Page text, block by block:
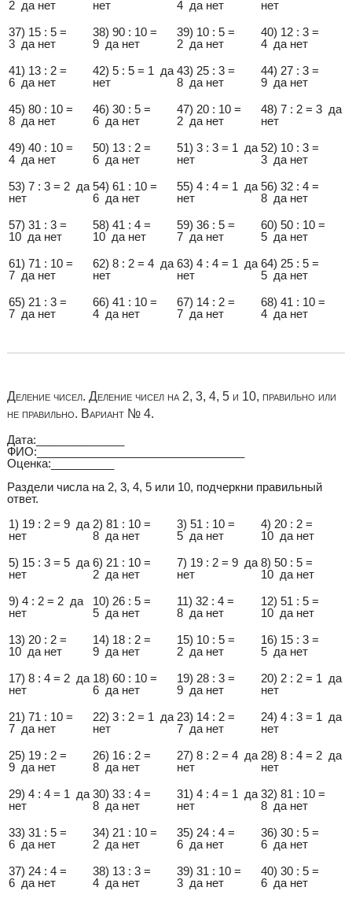
2 да нет нет 4 да нет
нет
37) 15 : 5 =
3 да нет
38) 90 : 10 =
9 да нет
39) 10 : 5 =
2 да нет
40) 12 : 3 =
4 да нет
41) 13 : 2 =
6 да нет
42) 5 : 5 = 1 да
нет
43) 25 : 3 =
8 да нет
44) 27 : 3 =
9 да нет
45) 80 : 10 =
8 да нет
46) 30 : 5 =
6 да нет
47) 20 : 10 =
2 да нет
48) 7 : 2 = 3 да
нет
49) 40 : 10 =
4 да нет
50) 13 : 2 =
6 да нет
51) 3 : 3 = 1 да
нет
52) 10 : 3 =
3 да нет
53) 7 : 3 = 2 да
нет
54) 61 : 10 =
6 да нет
55) 4 : 4 = 1 да
нет
56) 32 : 4 =
8 да нет
57) 31 : 3 =
10 да нет
58) 41 : 4 =
10 да нет
59) 36 : 5 =
7 да нет
60) 50 : 10 =
5 да нет
61) 71 : 10 =
7 да нет
62) 8 : 2 = 4 да
нет
63) 4 : 4 = 1 да
нет
64) 25 : 5 =
5 да нет
65) 21 : 3 =
7 да нет
66) 41 : 10 =
4 да нет
67) 14 : 2 =
7 да нет
68) 41 : 10 =
4 да нет
Деление чисел. Деление чисел на 2, 3, 4, 5 и 10, правильно или
не правильно. Вариант № 4.
Дата:______________
ФИО:_________________________________
Оценка:__________
Раздели числа на 2, 3, 4, 5 или 10, подчеркни правильный
ответ.
1) 19 : 2 = 9 да
нет
2) 81 : 10 =
8 да нет
3) 51 : 10 =
5 да нет
4) 20 : 2 =
10 да нет
5) 15 : 3 = 5 да
нет
6) 21 : 10 =
2 да нет
7) 19 : 2 = 9 да
нет
8) 50 : 5 =
10 да нет
9) 4 : 2 = 2 да
нет
10) 26 : 5 =
5 да нет
11) 32 : 4 =
8 да нет
12) 51 : 5 =
10 да нет
13) 20 : 2 =
10 да нет
14) 18 : 2 =
9 да нет
15) 10 : 5 =
2 да нет
16) 15 : 3 =
5 да нет
17) 8 : 4 = 2 да
нет
18) 60 : 10 =
6 да нет
19) 28 : 3 =
9 да нет
20) 2 : 2 = 1 да
нет
21) 71 : 10 =
7 да нет
22) 3 : 2 = 1 да
нет
23) 14 : 2 =
7 да нет
24) 4 : 3 = 1 да
нет
25) 19 : 2 =
9 да нет
26) 16 : 2 =
8 да нет
27) 8 : 2 = 4 да
нет
28) 8 : 4 = 2 да
нет
29) 4 : 4 = 1 да
нет
30) 33 : 4 =
8 да нет
31) 4 : 4 = 1 да
нет
32) 81 : 10 =
8 да нет
33) 31 : 5 =
6 да нет
34) 21 : 10 =
2 да нет
35) 24 : 4 =
6 да нет
36) 30 : 5 =
6 да нет
37) 24 : 4 =
6 да нет
38) 13 : 3 =
4 да нет
39) 31 : 10 =
3 да нет
40) 30 : 5 =
6 да нет